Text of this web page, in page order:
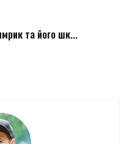
та його шк...